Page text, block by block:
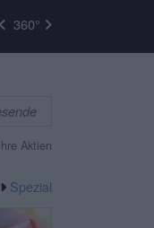
360°
Aktien
Spezial